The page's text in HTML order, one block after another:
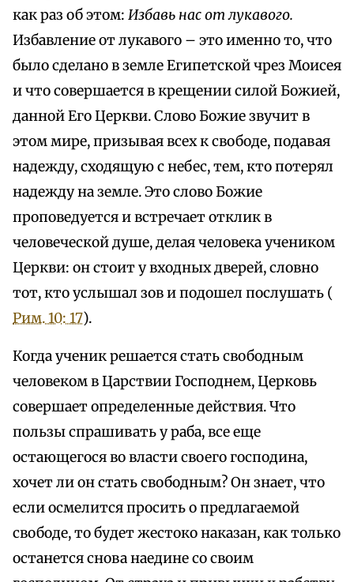
как раз об этом: Избавь нас от лукавого.
Избавление от лукавого – это именно то, что
было сделано в земле Египетской чрез Моисея
и что совершается в крещении силой Божией,
данной Его Церкви. Слово Божие звучит в
этом мире, призывая всех к свободе, подавая
надежду, сходящую с небес, тем, кто потерял
надежду на земле. Это слово Божие
проповедуется и встречает отклик в
человеческой душе, делая человека учеником
Церкви: он стоит у входных дверей, словно
тот, кто услышал зов и подошел послушать (
Рим. 10: 17).
Когда ученик решается стать свободным
человеком в Царствии Господнем, Церковь
совершает определенные действия. Что
пользы спрашивать у раба, все еще
остающегося во власти своего господина,
хочет ли он стать свободным? Он знает, что
если осмелится просить о предлагаемой
свободе, то будет жестоко наказан, как только
останется снова наедине со своим